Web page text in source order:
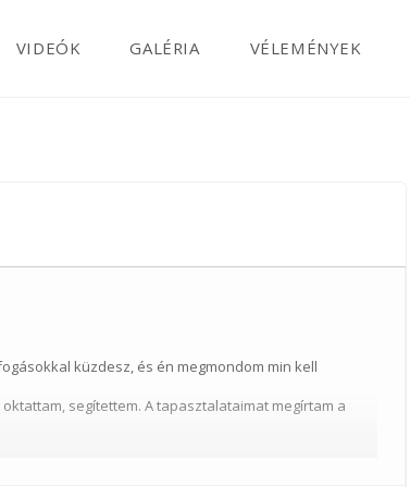
VIDEÓK GALÉRIA VÉLEMÉNYEK
küzdesz, és én megmondom min kell
segítettem. A tapasztalataimat megírtam a